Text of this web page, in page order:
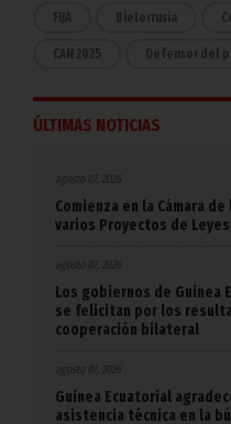
FIJA Bielorrusia
CAN 2025 Defensor del
ÚLTIMAS NOTICIAS
agosto 07, 2026
Comienza en la Cámara
varios Proyectos de Leyes
agosto 07, 2026
Los gobiernos de Guinea
se felicitan por los
cooperación bilateral
agosto 07, 2026
Guinea Ecuatorial
asistencia técnica en la